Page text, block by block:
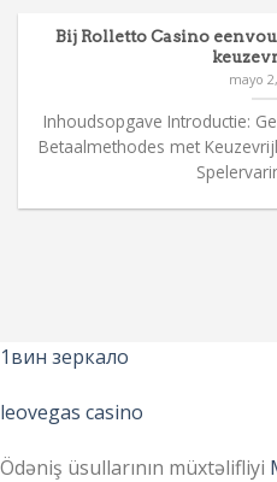
Bij Rolletto Casino
mayo
Inhoudsopgave Introductie:
Betaalmethodes met
1вин зеркало
leovegas casino
Ödəniş üsullarının müxtəlifliyi